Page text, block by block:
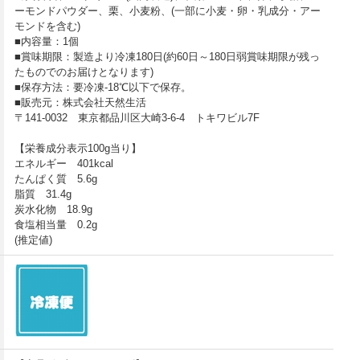
ーモンドパウダー、栗、小麦粉、(一部に小麦・卵・乳成分・アー
モンドを含む)
■内容量：1個
■賞味期限：製造より冷凍180日(約60日～180日弱賞味期限が残っ
たものでのお届けとなります)
■保存方法：要冷凍-18℃以下で保存。
■販売元：株式会社天然生活
〒141-0032 東京都品川区大崎3-6-4 トキワビル7F
【栄養成分表示100g当り】
エネルギー 401kcal
たんぱく質 5.6g
脂質 31.4g
炭水化物 18.9g
食塩相当量 0.2g
(推定値)